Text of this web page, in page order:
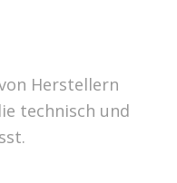
Herstellern
technisch und